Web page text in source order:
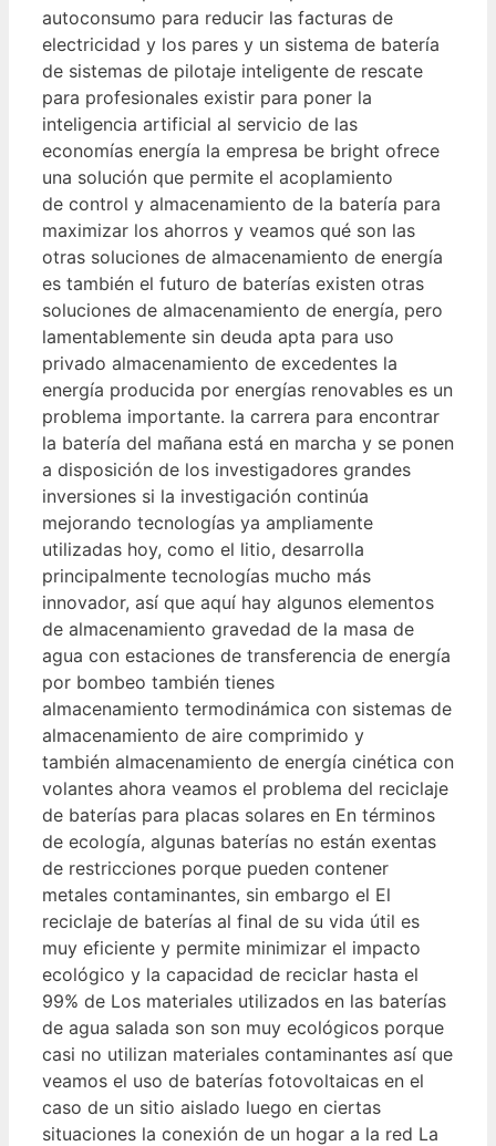
autoconsumo para reducir las facturas de
electricidad y los pares y un sistema de batería
de sistemas de pilotaje inteligente de rescate
para profesionales existir para poner la
inteligencia artificial al servicio de las
economías energía la empresa be bright ofrece
una solución que permite el acoplamiento
de control y almacenamiento de la batería para
maximizar los ahorros y veamos qué son las
otras soluciones de almacenamiento de energía
es también el futuro de baterías existen otras
soluciones de almacenamiento de energía, pero
lamentablemente sin deuda apta para uso
privado almacenamiento de excedentes la
energía producida por energías renovables es un
problema importante. la carrera para encontrar
la batería del mañana está en marcha y se ponen
a disposición de los investigadores grandes
inversiones si la investigación continúa
mejorando tecnologías ya ampliamente
utilizadas hoy, como el litio, desarrolla
principalmente tecnologías mucho más
innovador, así que aquí hay algunos elementos
de almacenamiento gravedad de la masa de
agua con estaciones de transferencia de energía
por bombeo también tienes
almacenamiento termodinámica con sistemas de
almacenamiento de aire comprimido y
también almacenamiento de energía cinética con
volantes ahora veamos el problema del reciclaje
de baterías para placas solares en En términos
de ecología, algunas baterías no están exentas
de restricciones porque pueden contener
metales contaminantes, sin embargo el El
reciclaje de baterías al final de su vida útil es
muy eficiente y permite minimizar el impacto
ecológico y la capacidad de reciclar hasta el
99% de Los materiales utilizados en las baterías
de agua salada son son muy ecológicos porque
casi no utilizan materiales contaminantes así que
veamos el uso de baterías fotovoltaicas en el
caso de un sitio aislado luego en ciertas
situaciones la conexión de un hogar a la red La